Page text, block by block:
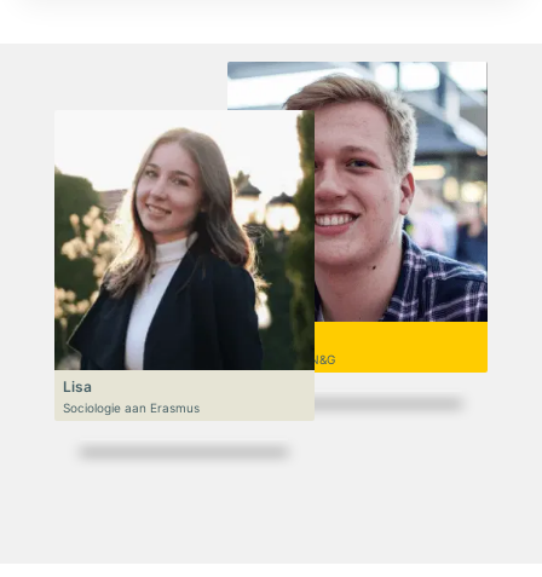
Niek
VWO 6, N&T/N&G
Lisa
Sociologie aan Erasmus